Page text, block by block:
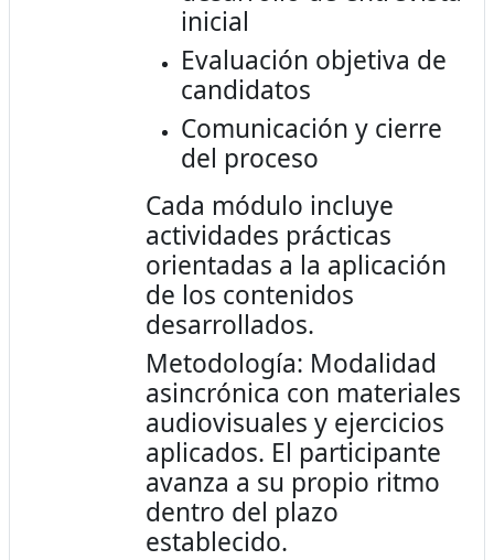
inicial
Evaluación objetiva de
candidatos
Comunicación y cierre
del proceso
Cada módulo incluye
actividades prácticas
orientadas a la aplicación
de los contenidos
desarrollados.
Metodología: Modalidad
asincrónica con materiales
audiovisuales y ejercicios
aplicados. El participante
avanza a su propio ritmo
dentro del plazo
establecido.